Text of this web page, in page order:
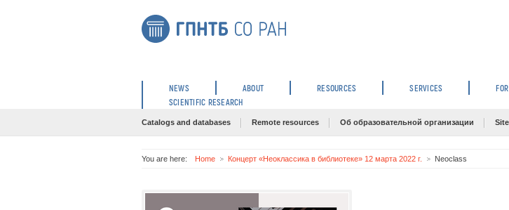
NEWS ABOUT RESOURCES SERVICES
SCIENTIFIC RESEARCH
Catalogs and databases Remote resources Об образовательной организации
You are here: Home Концерт «Неоклассика в библиотеке» 12 марта 2022 г. Neoclass